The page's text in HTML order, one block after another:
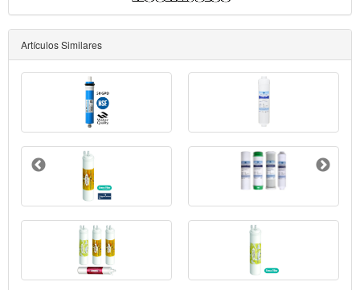
Artículos Similares